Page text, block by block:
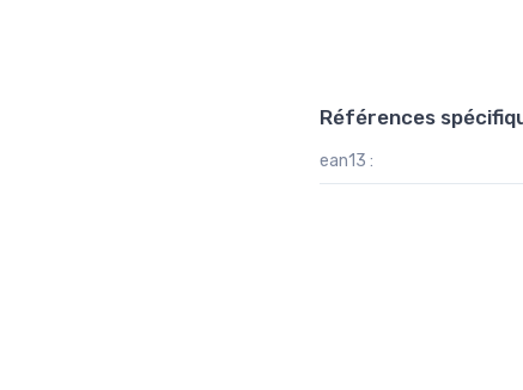
Références
ean13 :